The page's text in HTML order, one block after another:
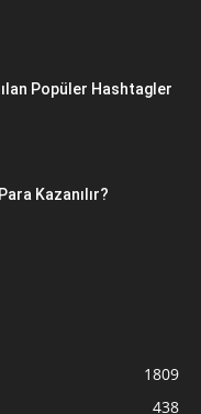
Popüler Hashtagler
Kazanılır?
1809
438